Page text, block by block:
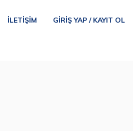
İLETIŞIM GIRIŞ YAP / KAYIT OL